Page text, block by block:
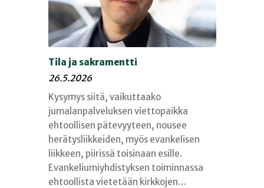
Tila ja sakramentti
26.5.2026
Kysymys siitä, vaikuttaako
jumalanpalveluksen viettopaikka
ehtoollisen pätevyyteen, nousee
herätysliikkeiden, myös evankelisen
liikkeen, piirissä toisinaan esille.
Evankeliumiyhdistyksen toiminnassa
ehtoollista vietetään kirkkojen…